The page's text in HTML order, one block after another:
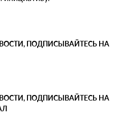
ПОДПИСЫВАЙТЕСЬ НА
ПОДПИСЫВАЙТЕСЬ НА